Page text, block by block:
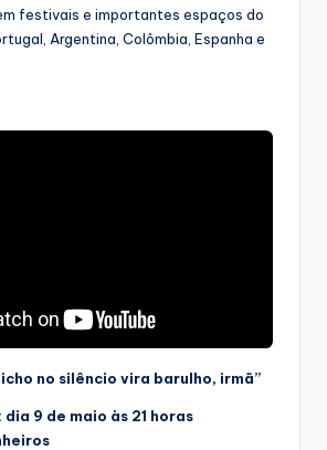
festivais e importantes espaços do
Argentina, Colômbia, Espanha e
no silêncio vira barulho, irmã”
9 de maio às 21 horas